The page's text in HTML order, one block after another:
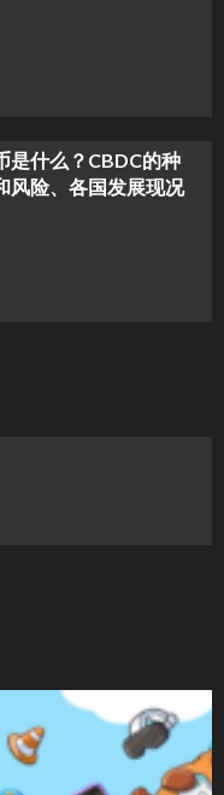
是什么？CBDC的种
风险、各国发展现况